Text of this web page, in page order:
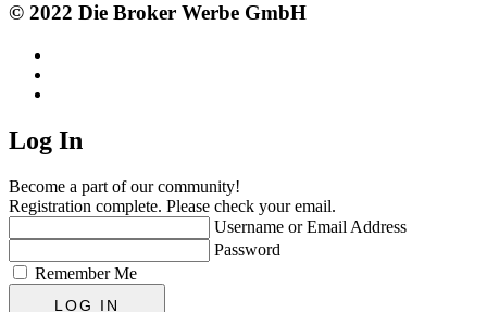
© 2022 Die Broker Werbe GmbH
Log In
Become a part of our community!
Registration complete. Please check your email.
Username or Email Address
Password
Remember Me